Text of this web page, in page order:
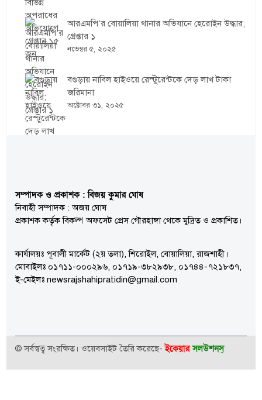
আরএমপি’র বোয়ালিয়া থানার অভিযানে হেরোইন উদ্ধার;
গ্রেপ্তার ১
নভেম্বর ৫, ২০২৫
বগুড়ায় নাবিল হাইওয়ে রেস্টুরেন্টকে দেড় লাখ টাকা
জরিমানা
অক্টোবর ৩১, ২০২৫
সম্পাদক ও প্রকাশক : বিজয় কুমার ঘোষ
নিবাহী সম্পাদক : অজয় ঘোষ
প্রকাশক কর্তৃক বিকল্প অফসেট প্রেস গৌরহাঙ্গা থেকে মুদ্রিত ও প্রকাশিত।
কার্যালয়ঃ পূবালী মার্কেট (২য় তলা), শিরোইল, বোয়ালিয়া, রাজশাহী।
মোবাইলঃ ০১৭১১-০০০২৯৬, ০১৭১৯-৩৮২৯৩৮, ০১৭৪৪-৭২১৮৩৭,
ই-মেইলঃ newsrajshahipratidin@gmail.com
© সর্বস্বত্ব সংরক্ষিত। ওয়েবসাইট তৈরি করেছে-ইকেয়ার সলউশনস্